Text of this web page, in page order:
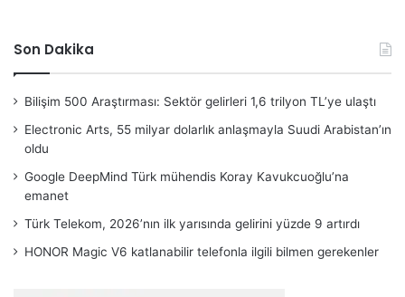
Son Dakika
Bilişim 500 Araştırması: Sektör gelirleri 1,6 trilyon TL’ye ulaştı
Electronic Arts, 55 milyar dolarlık anlaşmayla Suudi Arabistan’ın
oldu
Google DeepMind Türk mühendis Koray Kavukcuoğlu’na
emanet
Türk Telekom, 2026’nın ilk yarısında gelirini yüzde 9 artırdı
HONOR Magic V6 katlanabilir telefonla ilgili bilmen gerekenler